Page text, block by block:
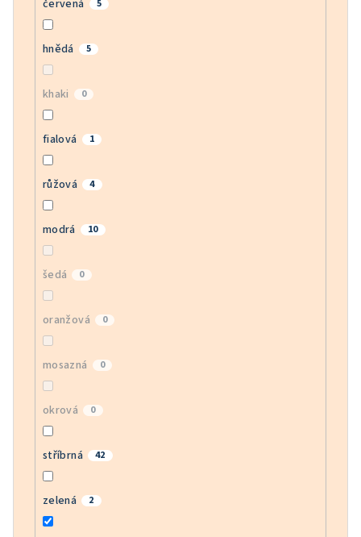
červená 5
hnědá 5
khaki 0
fialová 1
růžová 4
modrá 10
šedá 0
oranžová 0
mosazná 0
okrová 0
stříbrná 42
zelená 2